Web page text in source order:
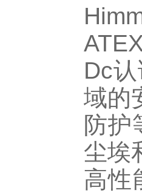
Dc
域的
防护
尘埃
高性